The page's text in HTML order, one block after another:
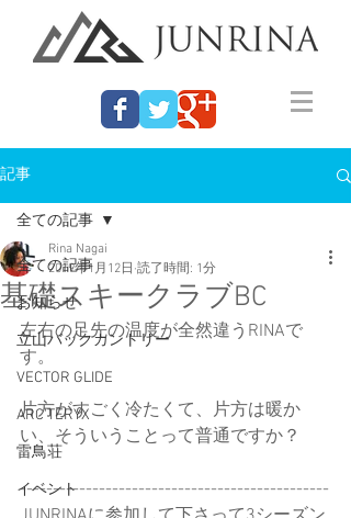
記事
全ての記事
お知らせ
立山バックカントリー
VECTOR GLIDE
ARC'TERYX
雷鳥荘
イベント
全ての記事
基礎スキークラブBC
Rina Nagai
2019年1月12日 読了時間: 1分
左右の足先の温度が全然違うRINAで
す。
片方がすごく冷たくて、片方は暖か
い、そういうことって普通ですか？
-----------------------------------------------